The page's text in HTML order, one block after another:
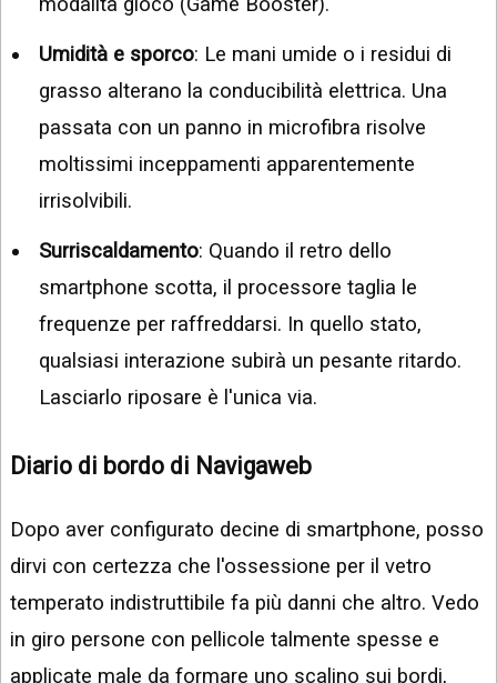
Umidità e sporco: Le mani umide o i residui di
grasso alterano la conducibilità elettrica. Una
passata con un panno in microfibra risolve
moltissimi inceppamenti apparentemente
irrisolvibili.
Surriscaldamento: Quando il retro dello
smartphone scotta, il processore taglia le
frequenze per raffreddarsi. In quello stato,
qualsiasi interazione subirà un pesante ritardo.
Lasciarlo riposare è l'unica via.
Diario di bordo di Navigaweb
Dopo aver configurato decine di smartphone, posso
dirvi con certezza che l'ossessione per il vetro
temperato indistruttibile fa più danni che altro. Vedo
in giro persone con pellicole talmente spesse e
applicate male da formare uno scalino sui bordi,